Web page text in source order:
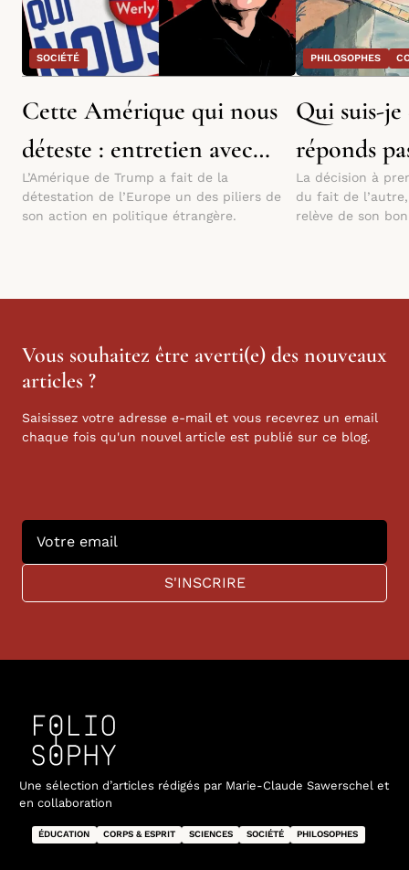
SOCIÉTÉ
Cette Amérique qui nous
déteste : entretien avec
Richard Werly
L’Amérique de Trump a fait de la
détestation de l’Europe un des piliers de
son action en politique étrangère.
PHILOSOPHES
Qui suis-
réponds
La décision à
du fait de
relève de son
Vous souhaitez être averti(e) des nouveaux
articles ?
Saisissez votre adresse e-mail et vous recevrez un email
chaque fois qu'un nouvel article est publié sur ce blog.
Une sélection d’articles rédigés par Marie-Claude Sawerschel et
en collaboration
ÉDUCATION CORPS & ESPRIT SCIENCES SOCIÉTÉ PHILOSOPHES